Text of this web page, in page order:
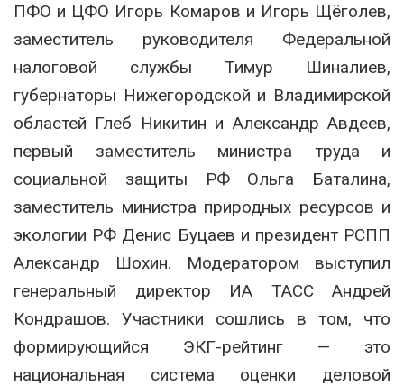
ПФО и ЦФО Игорь Комаров и Игорь Щёголев,
заместитель руководителя Федеральной
налоговой службы Тимур Шиналиев,
губернаторы Нижегородской и Владимирской
областей Глеб Никитин и Александр Авдеев,
первый заместитель министра труда и
социальной защиты РФ Ольга Баталина,
заместитель министра природных ресурсов и
экологии РФ Денис Буцаев и президент РСПП
Александр Шохин. Модератором выступил
генеральный директор ИА ТАСС Андрей
Кондрашов. Участники сошлись в том, что
формирующийся ЭКГ-рейтинг — это
национальная система оценки деловой